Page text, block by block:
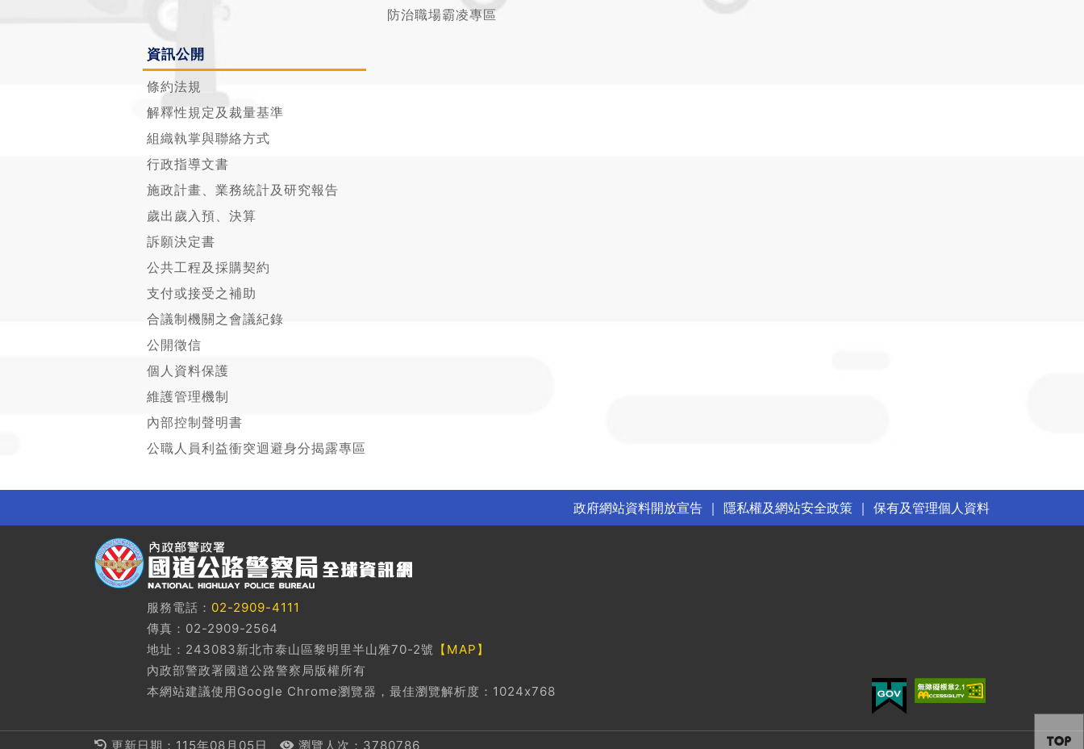
防治職場霸凌專區
資訊公開
條約法規
解釋性規定及裁量基準
組織執掌與聯絡方式
行政指導文書
施政計畫、業務統計及研究報告
歲出歲入預、決算
訴願決定書
公共工程及採購契約
支付或接受之補助
合議制機關之會議紀錄
公開徵信
個人資料保護
維護管理機制
內部控制聲明書
公職人員利益衝突迴避身分揭露專區
政府網站資料開放宣告 ｜ 隱私權及網站安全政策 ｜ 保有及管理個人資料
服務電話： 02-2909-4111
傳真：02-2909-2564
地址：243083新北市泰山區黎明里半山雅70-2號 【MAP】
內政部警政署國道公路警察局版權所有
本網站建議使用Google Chrome瀏覽器，最佳瀏覽解析度：1024x768
更新日期：115年08月05日 瀏覽人次：3780786